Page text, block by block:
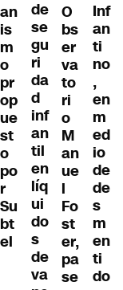
an
is
m
o
pr
op
ue
st
o
po
r
Su
bt
el
de
se
gu
ri
da
d
inf
an
til
en
líq
ui
do
s
de
va
O
bs
er
va
to
ri
o
M
an
ue
l
Fo
st
er,
pa
se
Inf
an
ti
no
,
en
m
ed
io
de
de
s
m
en
ti
do